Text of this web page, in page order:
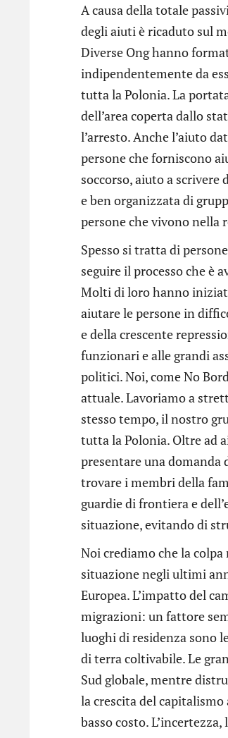
A causa della totale
degli aiuti è ricaduto sul
Diverse Ong hanno
indipendentemente da
tutta la Polonia. La
dell’area coperta dallo
l’arresto. Anche l’aiuto
persone che forniscono
soccorso, aiuto a
e ben organizzata di
persone che vivono nella
Spesso si tratta di
seguire il processo che è
Molti di loro hanno
aiutare le persone in
e della crescente
funzionari e alle grandi
politici. Noi, come No
attuale. Lavoriamo a
stesso tempo, il nostro
tutta la Polonia. Oltre ad
presentare una
trovare i membri della
guardie di frontiera e
situazione, evitando di
Noi crediamo che la
situazione negli ultimi
Europea. L’impatto del
migrazioni: un fattore
luoghi di residenza sono
di terra coltivabile. Le
Sud globale, mentre
la crescita del
basso costo.